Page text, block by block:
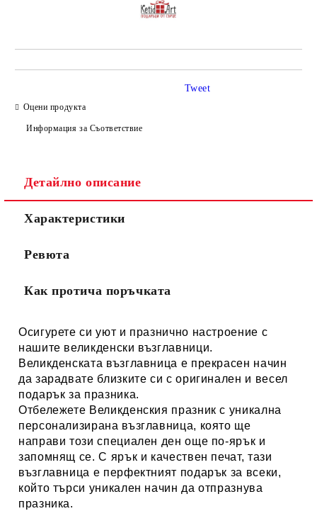
Оцени продукта
Информация за Съответствие
Tweet
Детайлно описание
Характеристики
Ревюта
Как протича поръчката
Осигурете си уют и празнично настроение с
нашите великденски възглавници.
Великденската възглавница е прекрасен начин
да зарадвате близките си с оригинален и весел
подарък за празника.
Отбележете Великденския празник с уникална
персонализирана възглавница, която ще
направи този специален ден още по-ярък и
запомнящ се. С ярък и качествен печат, тази
възглавница е перфектният подарък за всеки,
който търси уникален начин да отпразнува
празника.